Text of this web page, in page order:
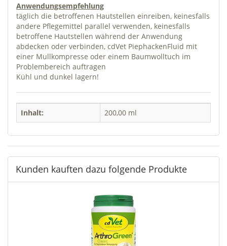
Anwendungsempfehlung
täglich die betroffenen Hautstellen einreiben, keinesfalls
andere Pflegemittel parallel verwenden, keinesfalls
betroffene Hautstellen während der Anwendung
abdecken oder verbinden, cdVet PiephackenFluid mit
einer Mullkompresse oder einem Baumwolltuch im
Problembereich auftragen
Kühl und dunkel lagern!
Inhalt: 200,00 ml
Kunden kauften dazu folgende Produkte